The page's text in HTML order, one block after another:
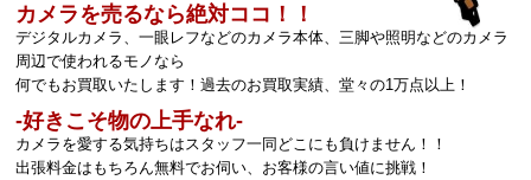
カメラを売るなら絶対ココ！！
デジタルカメラ、一眼レフなどのカメラ本体、三脚や照明などのカメラ
周辺で使われるモノなら
何でもお買取いたします！過去のお買取実績、堂々の1万点以上！
‐好きこそ物の上手なれ‐
カメラを愛する気持ちはスタッフ一同どこにも負けません！！
出張料金はもちろん無料でお伺い、お客様の言い値に挑戦！